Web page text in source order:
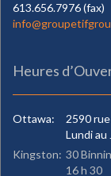
613.656.7976 (fax)
Heures
Ottawa:
2590
Lundi au
Kingston: 30
16 h 30